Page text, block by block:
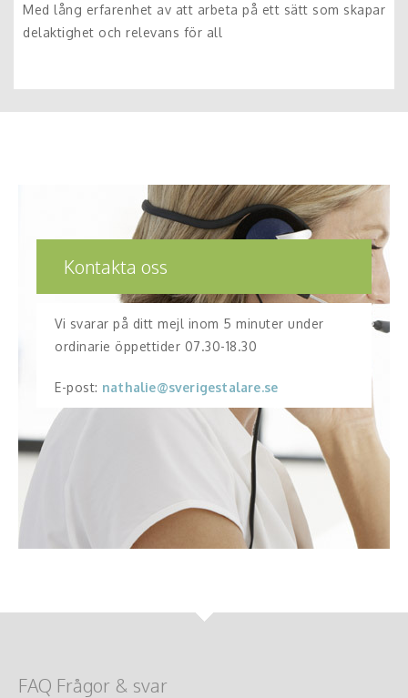
Med lång erfarenhet av att arbeta på ett sätt som skapar
delaktighet och relevans för all
Kontakta oss
Vi svarar på ditt mejl inom 5 minuter under
ordinarie öppettider 07.30-18.30
E-post: nathalie@sverigestalare.se
FAQ Frågor & svar